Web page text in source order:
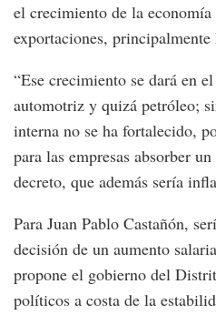
el crecimiento de la
exportaciones, principalmente
“Ese crecimiento se dará en
automotriz y quizá petróleo;
interna no se ha fortalecido,
para las empresas absorber
decreto, que además sería
Para Juan Pablo Castañón,
decisión de un aumento
propone el gobierno del
políticos a costa de la